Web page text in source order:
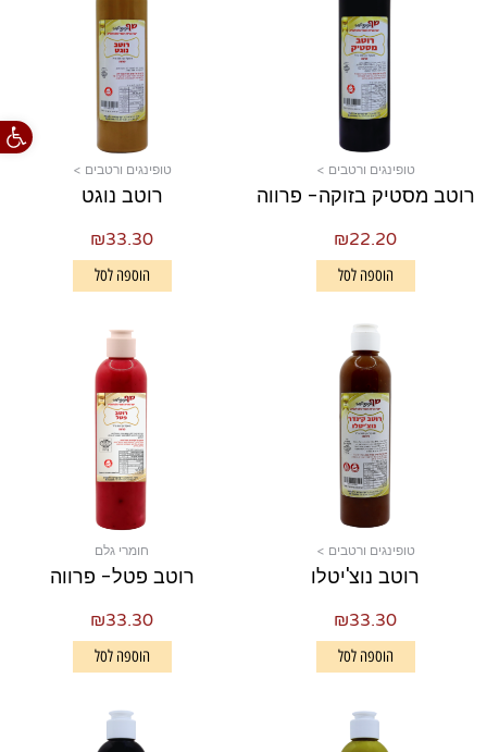
פתח
טופינגים ורטבים >
רוטב מסטיק בזוקה- פרווה
₪22.20
הוספה לסל
טופינגים ורטבים >
רוטב נוגט
₪33.30
הוספה לסל
טופינגים ורטבים >
רוטב נוצ'יטלו
₪33.30
הוספה לסל
חומרי גלם
רוטב פטל- פרווה
₪33.30
הוספה לסל